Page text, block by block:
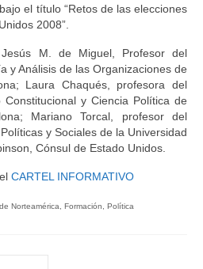
el título “Retos de las elecciones
2008”.
M. de Miguel, Profesor del
y Análisis de las Organizaciones de
Laura Chaqués, profesora del
y Ciencia Política de
Mariano Torcal, profesor del
y Sociales de la Universidad
Cónsul de Estado Unidos.
CARTEL INFORMATIVO
Norteamérica Formación Política